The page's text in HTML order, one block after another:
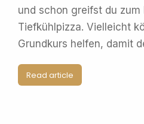
und schon greifst du
Tiefkühlpizza. Vielleicht
Grundkurs helfen, damit
Read article